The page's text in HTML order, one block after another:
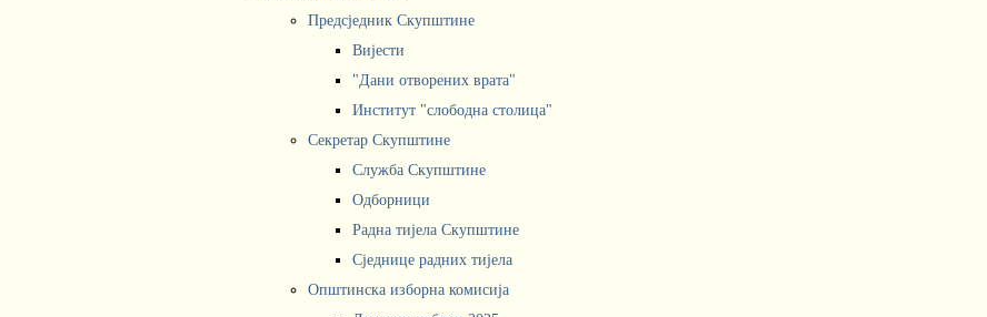
Предсједник Скупштине
Вијести
"Дани отворених врата"
Институт "слободна столица"
Секретар Скупштине
Служба Скупштине
Одборници
Радна тијела Скупштине
Сједнице радних тијела
Општинска изборна комисија